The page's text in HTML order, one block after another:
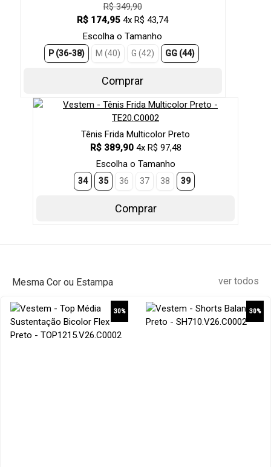
R$ 349,90
R$ 174,95 4x R$ 43,74
Escolha o Tamanho
P (36-38) M (40) G (42) GG (44)
Comprar
Tênis Frida Multicolor Preto
R$ 389,90 4x R$ 97,48
Escolha o Tamanho
34 35 36 37 38 39
Comprar
Mesma Cor ou Estampa ver todos
30% 30%